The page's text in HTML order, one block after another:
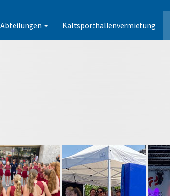
Abteilungen Kaltsporthallenvermietung